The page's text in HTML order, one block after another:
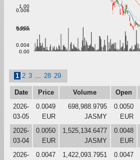
0.004
0.005
0.006
0.00
500m
1.00
1 2 3 28 29
Date Price Volume Open
2026-
03-05
0.0049
EUR
698,988.9795
JASMY
0.0050
EUR
2026-
03-04
0.0050
EUR
1,525,134.6477
JASMY
0.0048
EUR
2026-
0.0047
1,422,093.7951
0.0047